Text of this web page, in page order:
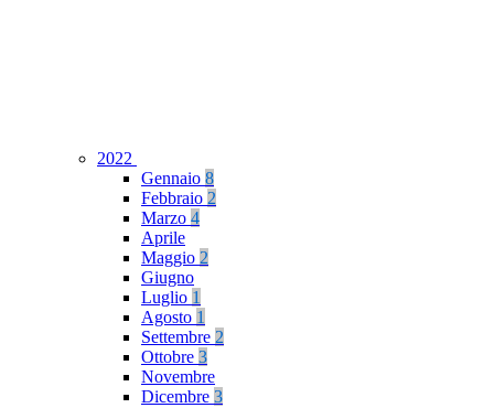
2022
Gennaio 8
Febbraio 2
Marzo 4
Aprile
Maggio 2
Giugno
Luglio 1
Agosto 1
Settembre 2
Ottobre 3
Novembre
Dicembre 3